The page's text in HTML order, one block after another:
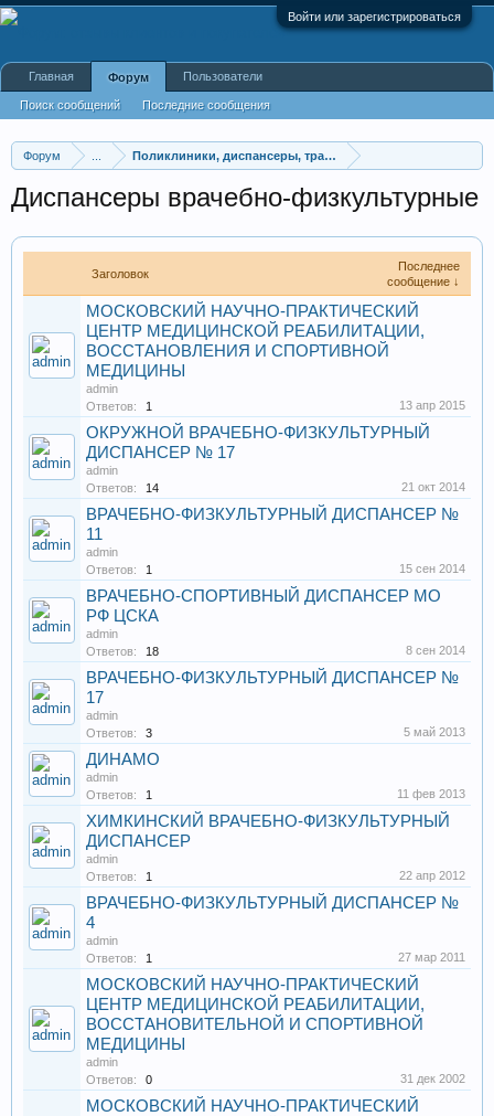
Войти или зарегистрироваться
Форум Поликлиники, диспансеры, травмпункты
Диспансеры врачебно-физкультурные
Заголовок
Последнее
сообщение ↓
МОСКОВСКИЙ НАУЧНО-ПРАКТИЧЕСКИЙ
ЦЕНТР МЕДИЦИНСКОЙ РЕАБИЛИТАЦИИ,
ВОССТАНОВЛЕНИЯ И СПОРТИВНОЙ
МЕДИЦИНЫ
admin
Ответов:
1 13 апр 2015
ОКРУЖНОЙ ВРАЧЕБНО-ФИЗКУЛЬТУРНЫЙ
ДИСПАНСЕР № 17
admin
Ответов:
14 21 окт 2014
ВРАЧЕБНО-ФИЗКУЛЬТУРНЫЙ ДИСПАНСЕР №
11
admin
Ответов:
1 15 сен 2014
ВРАЧЕБНО-СПОРТИВНЫЙ ДИСПАНСЕР МО
РФ ЦСКА
admin
Ответов:
18 8 сен 2014
ВРАЧЕБНО-ФИЗКУЛЬТУРНЫЙ ДИСПАНСЕР №
17
admin
Ответов:
3 5 май 2013
ДИНАМО
admin
Ответов:
1 11 фев 2013
ХИМКИНСКИЙ ВРАЧЕБНО-ФИЗКУЛЬТУРНЫЙ
ДИСПАНСЕР
admin
Ответов:
1 22 апр 2012
ВРАЧЕБНО-ФИЗКУЛЬТУРНЫЙ ДИСПАНСЕР №
4
admin
Ответов:
1 27 мар 2011
МОСКОВСКИЙ НАУЧНО-ПРАКТИЧЕСКИЙ
ЦЕНТР МЕДИЦИНСКОЙ РЕАБИЛИТАЦИИ,
ВОССТАНОВИТЕЛЬНОЙ И СПОРТИВНОЙ
МЕДИЦИНЫ
admin
Ответов:
0 31 дек 2002
МОСКОВСКИЙ НАУЧНО-ПРАКТИЧЕСКИЙ
Главная Форум
Поиск сообщений Последние сообщения
Пользователи